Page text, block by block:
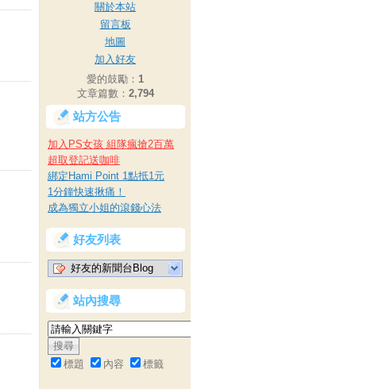
關於本站
留言板
地圖
加入好友
愛的鼓勵： 1
文章篇數： 2,794
站方公告
加入PS女孩 組隊瘋搶2百萬
超取登記送咖啡
綁定Hami Point 1點抵1元
1分鐘快速揪痛！
成為獨立小姐的滾錢心法
好友列表
好友的新聞台Blog
站內搜尋
標題 內容 標籤